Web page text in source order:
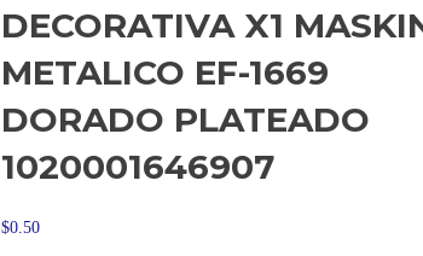
DECORATIVA X1
METALICO EF-1669
DORADO PLATEADO
1020001646907
$0.50